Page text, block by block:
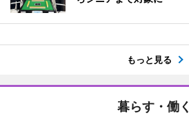
もっと見る
暮らす・働く